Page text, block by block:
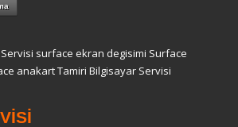
surface ekran degisimi Surface
anakart Tamiri Bilgisayar Servisi